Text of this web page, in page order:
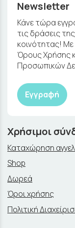
Newsletter
Κάνε τώρα
τις δράσεις
κοινότητας!
Όρους Χρήσης
Προσωπικών
Εγγραφή
Χρήσιμοι
Καταχώρηση
Shop
Δωρεά
Όροι χρήσης
Πολιτική